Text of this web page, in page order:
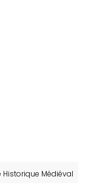
Médiéval